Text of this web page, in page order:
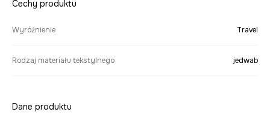
Cechy produktu
Wyróżnienie Travel
Rodzaj materiału tekstylnego jedwab
Dane produktu